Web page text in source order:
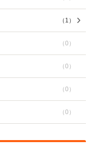
（ 1 ）
（0 ）
（0 ）
（0 ）
（0 ）